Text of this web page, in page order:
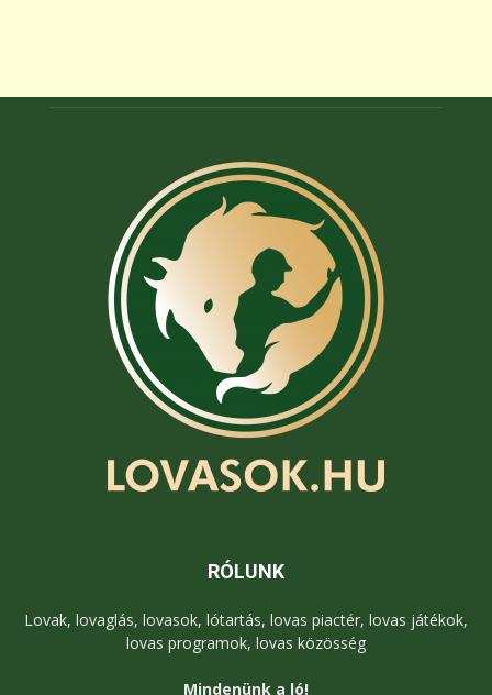
RÓLUNK
Lovak, lovaglás, lovasok, lótartás, lovas piactér, lovas játékok,
lovas programok, lovas közösség
Mindenünk a ló!